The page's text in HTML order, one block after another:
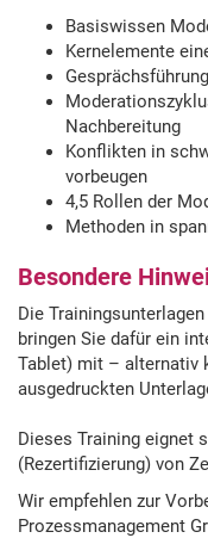
Basiswissen
Kernelemente
Nachbereitung
Konflikten in
vorbeugen
4,5 Rollen der
Methoden in
Besondere
Die
bringen Sie dafür ein
Tablet) mit – alternativ
ausgedruckten
Dieses Training eignet
(Rezertifizierung) von
Wir empfehlen zur
Prozessmanagement